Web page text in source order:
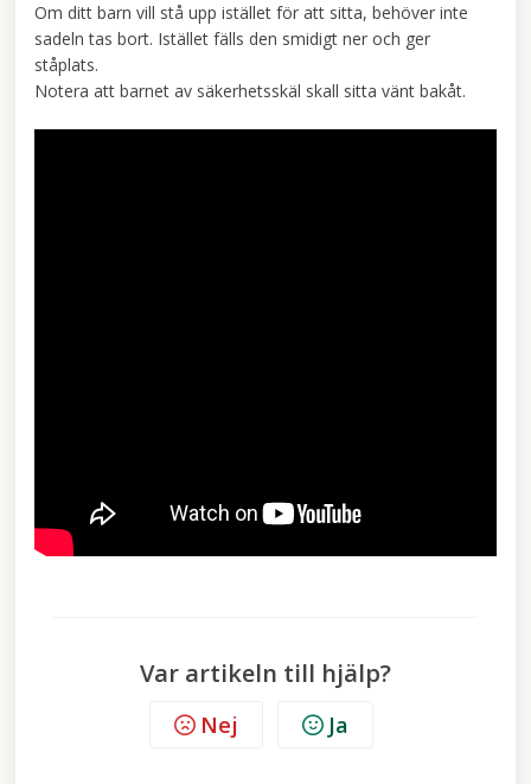
Om ditt barn vill stå upp istället för att sitta, behöver inte
sadeln tas bort. Istället fälls den smidigt ner och ger
ståplats.
Notera att barnet av säkerhetsskäl skall sitta vänt bakåt.
Var artikeln till hjälp?
Nej Ja